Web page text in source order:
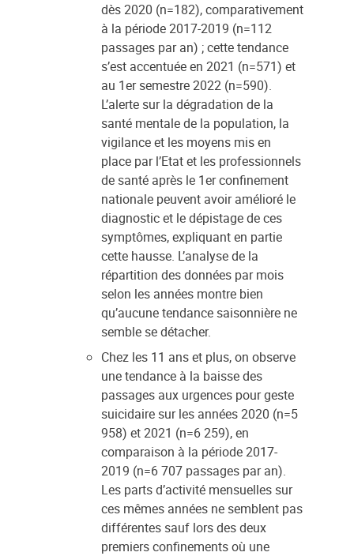
dès 2020 (n=182), comparativement
à la période 2017-2019 (n=112
passages par an) ; cette tendance
s’est accentuée en 2021 (n=571) et
au 1er semestre 2022 (n=590).
L’alerte sur la dégradation de la
santé mentale de la population, la
vigilance et les moyens mis en
place par l’Etat et les professionnels
de santé après le 1er confinement
nationale peuvent avoir amélioré le
diagnostic et le dépistage de ces
symptômes, expliquant en partie
cette hausse. L’analyse de la
répartition des données par mois
selon les années montre bien
qu’aucune tendance saisonnière ne
semble se détacher.
Chez les 11 ans et plus, on observe
une tendance à la baisse des
passages aux urgences pour geste
suicidaire sur les années 2020 (n=5
958) et 2021 (n=6 259), en
comparaison à la période 2017-
2019 (n=6 707 passages par an).
Les parts d’activité mensuelles sur
ces mêmes années ne semblent pas
différentes sauf lors des deux
premiers confinements où une